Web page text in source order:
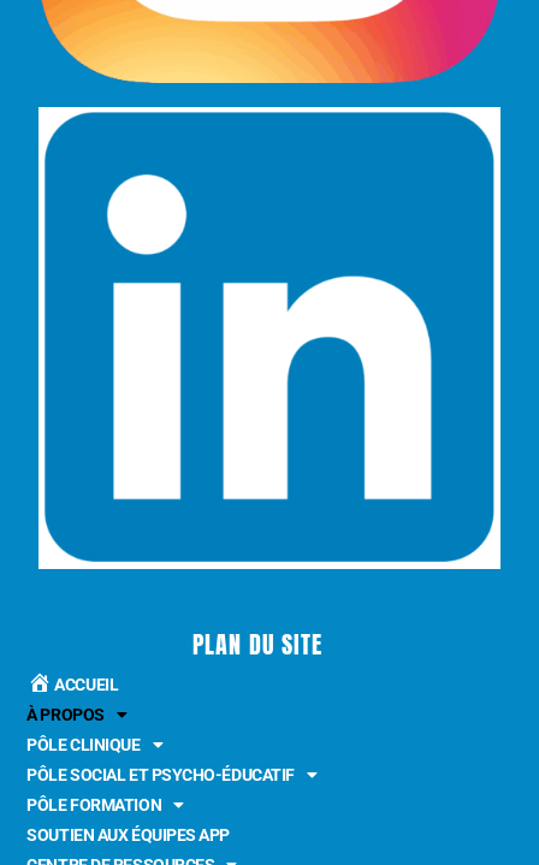
PLAN DU SITE
ACCUEIL
À PROPOS
PÔLE CLINIQUE
PÔLE SOCIAL ET PSYCHO-ÉDUCATIF
PÔLE FORMATION
SOUTIEN AUX ÉQUIPES APP